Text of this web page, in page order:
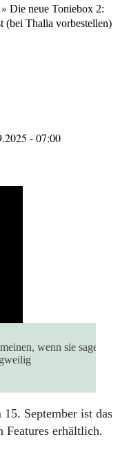
Die neue Toniebox 2:
(bei Thalia vorbestellen)
- 07:00
wenn sie sagen,
September ist das
Features erhältlich.